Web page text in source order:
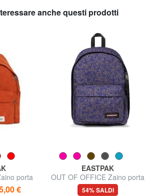
anche questi prodotti
porta
€
EASTPAK
OUT OF OFFICE Zaino porta
PC 13"
54% SALDI